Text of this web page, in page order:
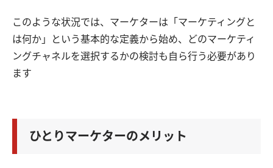
このような状況では、マーケターは「マーケティングと
は何か」という基本的な定義から始め、どのマーケティ
ングチャネルを選択するかの検討も自ら行う必要があり
ます
ひとりマーケターのメリット